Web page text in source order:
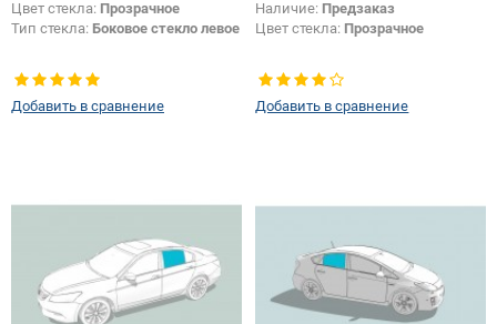
Цвет стекла: Прозрачное
Тип стекла: Боковое стекло левое
Добавить в сравнение
Наличие: Предзаказ
Цвет стекла: Прозрачное
Добавить в сравнение